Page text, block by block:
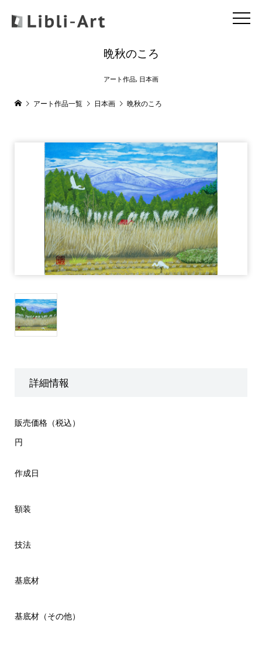
晩秋のころ
アート作品, 日本画
アート作品一覧 日本画 晩秋のころ
詳細情報
販売価格（税込）
円
作成日
額装
技法
基底材
基底材（その他）